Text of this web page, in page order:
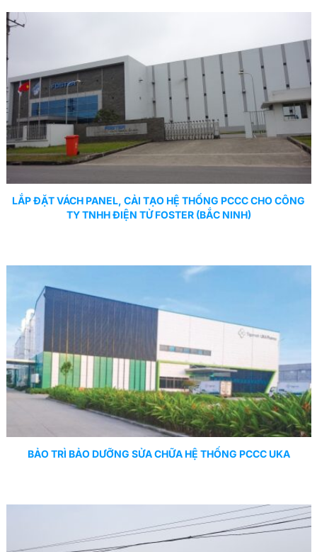
LẮP ĐẶT VÁCH PANEL, CẢI TẠO HỆ THỐNG PCCC CHO CÔNG
TY TNHH ĐIỆN TỬ FOSTER (BẮC NINH)
BẢO TRÌ BẢO DƯỠNG SỬA CHỮA HỆ THỐNG PCCC UKA